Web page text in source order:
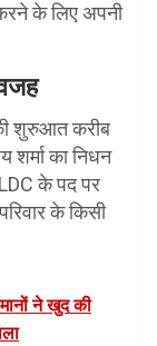
के लिए अपनी
शुरुआत करीब
का निधन
LDC के पद पर
के किसी
ने खुद की